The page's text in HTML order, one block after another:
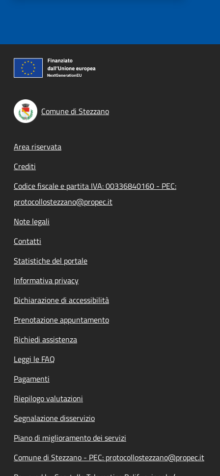
Comune di Stezzano
Footer menu
Area riservata
Crediti
Codice fiscale e partita IVA: 00336840160 - PEC:
protocollostezzano@propec.it
Note legali
Contatti
Statistiche del portale
Informativa privacy
Dichiarazione di accessibilità
Prenotazione appuntamento
Richiedi assistenza
Leggi le FAQ
Pagamenti
Riepilogo valutazioni
Segnalazione disservizio
Piano di miglioramento dei servizi
Comune di Stezzano - PEC: protocollostezzano@propec.it